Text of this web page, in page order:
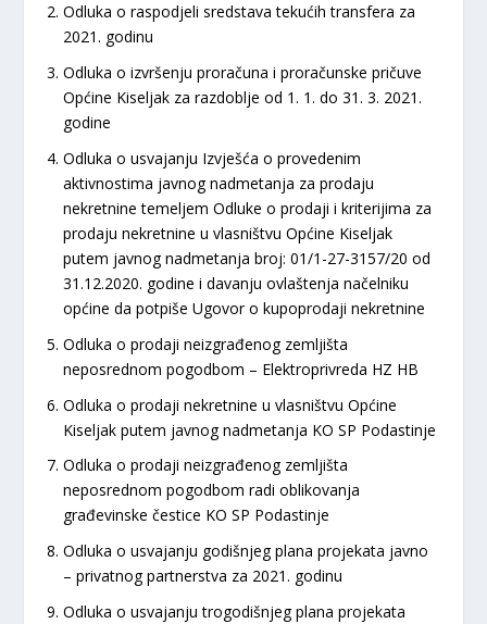
Odluka o raspodjeli sredstava tekućih transfera za
2021. godinu
Odluka o izvršenju proračuna i proračunske pričuve
Općine Kiseljak za razdoblje od 1. 1. do 31. 3. 2021.
godine
Odluka o usvajanju Izvješća o provedenim
aktivnostima javnog nadmetanja za prodaju
nekretnine temeljem Odluke o prodaji i kriterijima za
prodaju nekretnine u vlasništvu Općine Kiseljak
putem javnog nadmetanja broj: 01/1-27-3157/20 od
31.12.2020. godine i davanju ovlaštenja načelniku
općine da potpiše Ugovor o kupoprodaji nekretnine
Odluka o prodaji neizgrađenog zemljišta
neposrednom pogodbom – Elektroprivreda HZ HB
Odluka o prodaji nekretnine u vlasništvu Općine
Kiseljak putem javnog nadmetanja KO SP Podastinje
Odluka o prodaji neizgrađenog zemljišta
neposrednom pogodbom radi oblikovanja
građevinske čestice KO SP Podastinje
Odluka o usvajanju godišnjeg plana projekata javno
– privatnog partnerstva za 2021. godinu
Odluka o usvajanju trogodišnjeg plana projekata